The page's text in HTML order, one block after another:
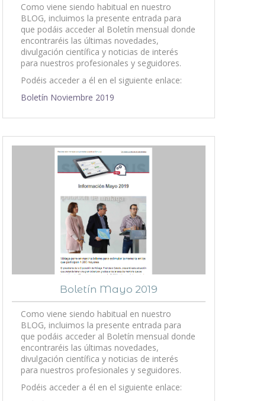
Como viene siendo habitual en nuestro
BLOG, incluimos la presente entrada para
que podáis acceder al Boletín mensual donde
encontraréis las últimas novedades,
divulgación científica y noticias de interés
para nuestros profesionales y seguidores.
Podéis acceder a él en el siguiente enlace:
Boletín Noviembre 2019
Boletín Mayo 2019
Como viene siendo habitual en nuestro
BLOG, incluimos la presente entrada para
que podáis acceder al Boletín mensual donde
encontraréis las últimas novedades,
divulgación científica y noticias de interés
para nuestros profesionales y seguidores.
Podéis acceder a él en el siguiente enlace: